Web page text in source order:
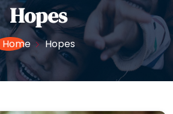
Hopes
Home Hopes